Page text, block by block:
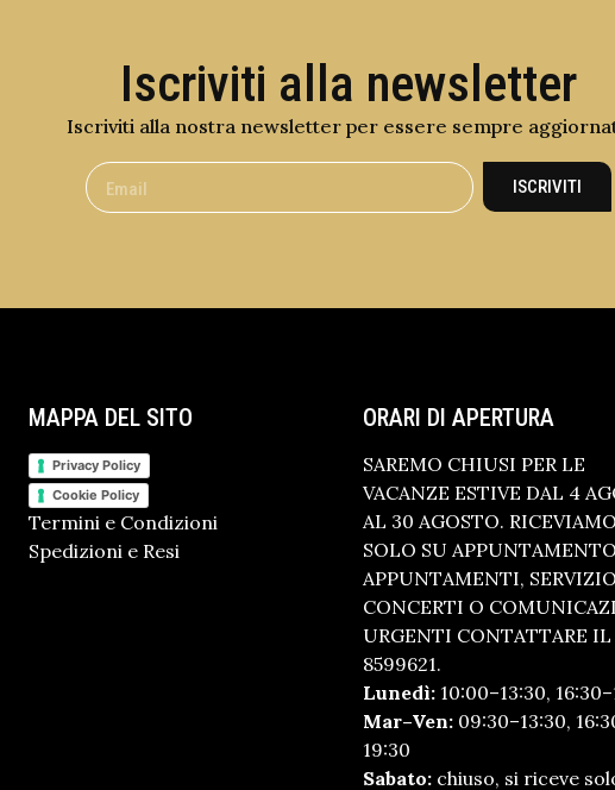
Iscriviti alla newsletter
Iscriviti alla nostra newsletter per essere sempre
ISCRIVITI
MAPPA DEL SITO
Privacy Policy
Cookie Policy
Termini e Condizioni
Spedizioni e Resi
ORARI DI APERTURA
SAREMO CHIUSI PER LE
VACANZE ESTIVE DAL 4
AL 30 AGOSTO. RICEVIAMO
SOLO SU
APPUNTAMENTI, SERVIZIO
CONCERTI O
URGENTI CONTATTARE IL
8599621.
Lunedì: 10:00–13:30,
Mar–Ven: 09:30–13:30,
19:30
Sabato: chiuso, si riceve